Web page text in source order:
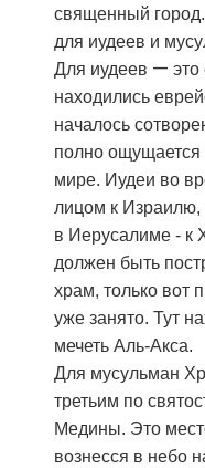
священный
для иудеев и
Для иудеев — это
находились
началось
полно ощущается
мире. Иудеи во
лицом к Израилю,
в Иерусалиме - к
должен быть
храм, только вот
уже занято. Тут
мечеть Аль-Акса.
Для мусульман
третьим по
Медины. Это
вознесся в небо